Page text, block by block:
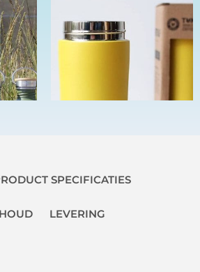
SPECIFICATIES
LEVERING